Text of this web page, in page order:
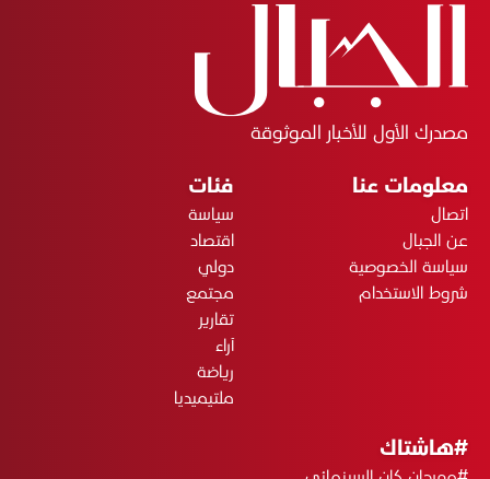
مصدرك الأول للأخبار الموثوقة
معلومات عنا
اتصال
عن الجبال
سياسة الخصوصية
شروط الاستخدام
فئات
سياسة
اقتصاد
دولي
مجتمع
تقارير
آراء
رياضة
ملتيميديا
#هاشتاك